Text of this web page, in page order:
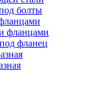
болты
фланцами
фланец